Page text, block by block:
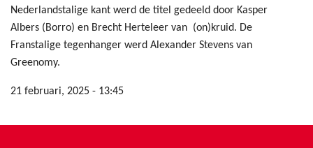
Nederlandstalige kant werd de titel gedeeld door Kasper
Albers (Borro) en Brecht Herteleer van (on)kruid. De
Franstalige tegenhanger werd Alexander Stevens van
Greenomy.
21 februari, 2025 - 13:45